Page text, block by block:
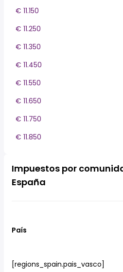
€ 11.150
€ 11.250
€ 11.350
€ 11.450
€ 11.550
€ 11.650
€ 11.750
€ 11.850
Impuestos por
España
País
[regions_spain.pais_vasco]